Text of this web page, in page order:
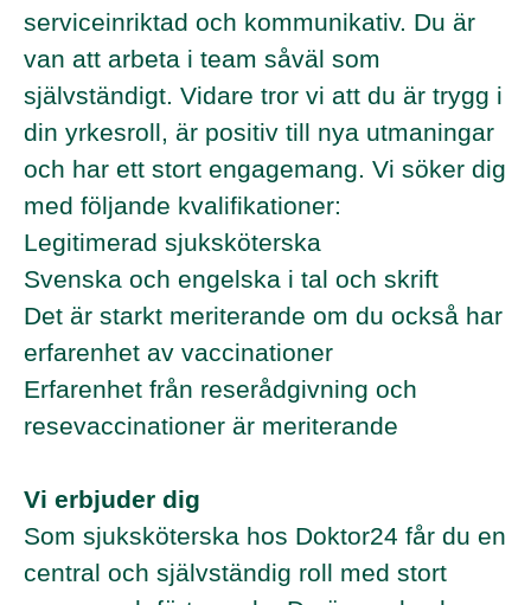
serviceinriktad och kommunikativ. Du är
van att arbeta i team såväl som
självständigt. Vidare tror vi att du är trygg i
din yrkesroll, är positiv till nya utmaningar
och har ett stort engagemang. Vi söker dig
med följande kvalifikationer:
Legitimerad sjuksköterska
Svenska och engelska i tal och skrift
Det är starkt meriterande om du också har
erfarenhet av vaccinationer
Erfarenhet från reserådgivning och
resevaccinationer är meriterande
Vi erbjuder dig
Som sjuksköterska hos Doktor24 får du en
central och självständig roll med stort